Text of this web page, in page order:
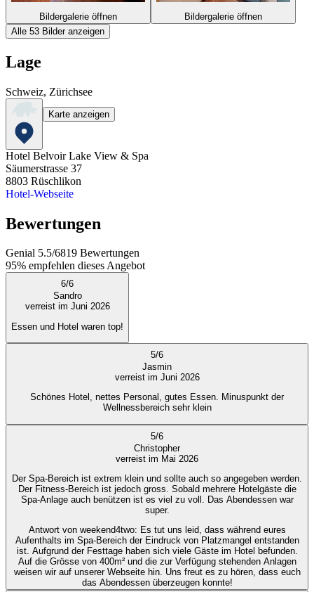
Bildergalerie öffnen
Bildergalerie öffnen
Alle 53 Bilder anzeigen
Lage
Schweiz, Zürichsee
Karte anzeigen
Hotel Belvoir Lake View & Spa
Säumerstrasse 37
8803 Rüschlikon
Hotel-Webseite
Bewertungen
Genial 5.5/6819 Bewertungen
95% empfehlen dieses Angebot
6/6
Sandro
verreist im Juni 2026
Essen und Hotel waren top!
5/6
Jasmin
verreist im Juni 2026
Schönes Hotel, nettes Personal, gutes Essen. Minuspunkt der
Wellnessbereich sehr klein
5/6
Christopher
verreist im Mai 2026
Der Spa-Bereich ist extrem klein und sollte auch so angegeben werden.
Der Fitness-Bereich ist jedoch gross. Sobald mehrere Hotelgäste die
Spa-Anlage auch benützen ist es viel zu voll. Das Abendessen war
super.
Antwort von weekend4two: Es tut uns leid, dass während eures
Aufenthalts im Spa-Bereich der Eindruck von Platzmangel entstanden
ist. Aufgrund der Festtage haben sich viele Gäste im Hotel befunden.
Auf die Grösse von 400m² und die zur Verfügung stehenden Anlagen
weisen wir auf unserer Webseite hin. Uns freut es zu hören, dass euch
das Abendessen überzeugen konnte!